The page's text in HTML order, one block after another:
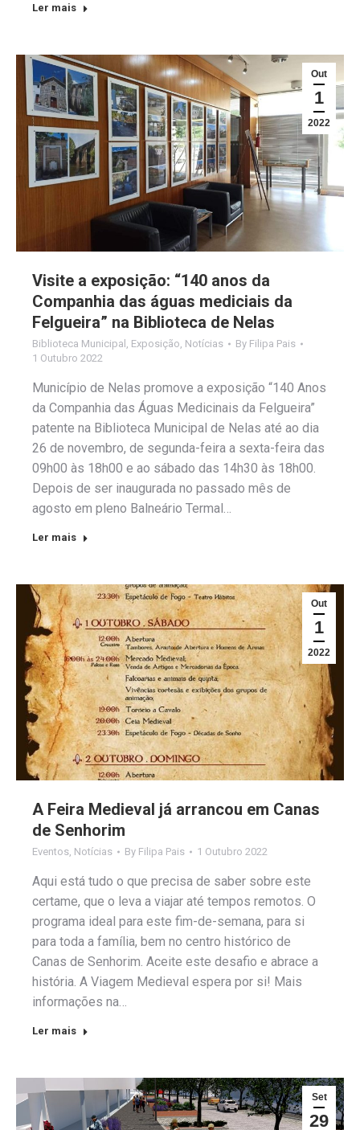
Ler mais
Out
1
2022
Visite a exposição: “140 anos da
Companhia das águas mediciais da
Felgueira” na Biblioteca de Nelas
Biblioteca Municipal Exposição Notícias By Filipa Pais
1 Outubro 2022
Município de Nelas promove a exposição “140 Anos
da Companhia das Águas Medicinais da Felgueira”
patente na Biblioteca Municipal de Nelas até ao dia
26 de novembro, de segunda-feira a sexta-feira das
09h00 às 18h00 e ao sábado das 14h30 às 18h00.
Depois de ser inaugurada no passado mês de
agosto em pleno Balneário Termal…
Ler mais
Out
1
2022
A Feira Medieval já arrancou em Canas
de Senhorim
Eventos, Notícias By Filipa Pais 1 Outubro 2022
Aqui está tudo o que precisa de saber sobre este
certame, que o leva a viajar até tempos remotos. O
programa ideal para este fim-de-semana, para si
para toda a família, bem no centro histórico de
Canas de Senhorim. Aceite este desafio e abrace a
história. A Viagem Medieval espera por si! Mais
informações na…
Ler mais
Set
29